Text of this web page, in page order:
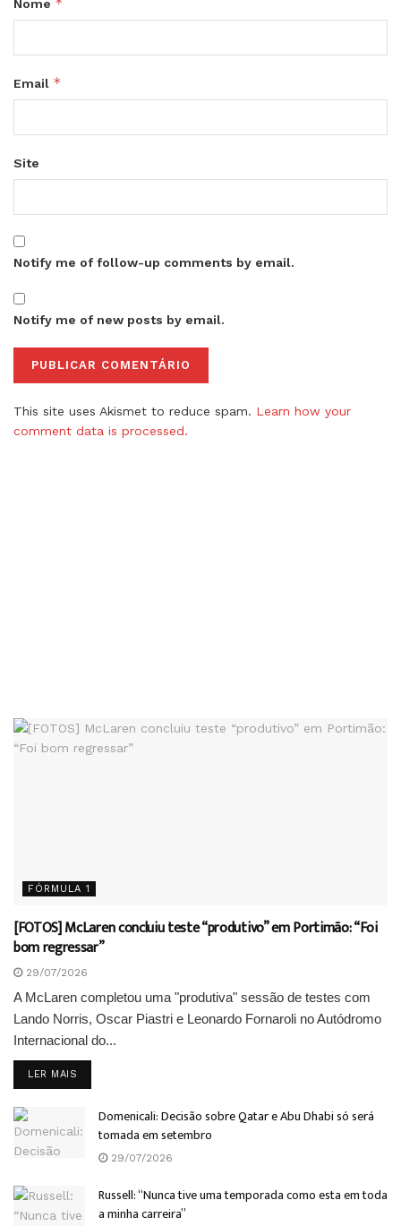
Nome
Email *
Site
Notify me of follow-up comments by email.
Notify me of new posts by email.
This site uses Akismet to reduce spam. Learn how your
comment data is processed.
FÓRMULA 1
[FOTOS] McLaren concluiu teste “produtivo” em Portimão: “Foi
bom regressar”
29/07/2026
A McLaren completou uma "produtiva" sessão de testes com
Lando Norris, Oscar Piastri e Leonardo Fornaroli no Autódromo
Internacional do...
LER MAIS
Domenicali: Decisão sobre Qatar e Abu Dhabi só será
tomada em setembro
29/07/2026
Russell: “Nunca tive uma temporada como esta em toda
a minha carreira”